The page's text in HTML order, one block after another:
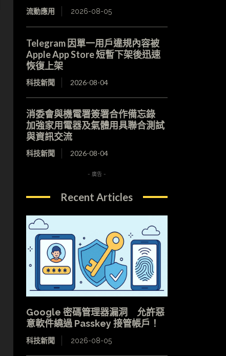
流動應用 2026-08-05
Telegram 因單一用戶違規內容被
Apple App Store 短暫下架後迅速
恢復上架
科技新聞 2026-08-04
消委會與機電署簽署合作備忘錄
加強家用電器及氣體用具聯合測試
與資訊交流
科技新聞 2026-08-04
- 廣告 -
Recent Articles
Google 密碼管理器漏洞 允許惡
意軟件繞過 Passkey 接管帳戶！
科技新聞 2026-08-05